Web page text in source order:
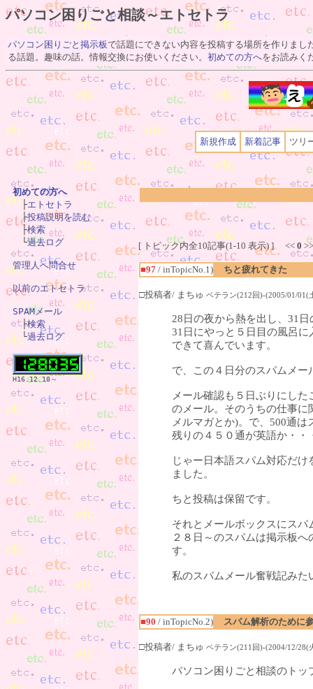
パソコン困りごと相談～エトセトラ
パソコン困りごと掲示板で話題にできない内容を投稿する場所を作りまし
る話題。趣味の話。情報交換にお使いください。 初めての方へをお読みく
新規作成 新着記事 ツリ
[ トピック内全10記事(1-10 表示) ] << 0 >>
■97 / inTopicNo.1) ちと疲れてきた
□投稿者/ まちゅ ベテラン(212回)-(2005/01/01(
28日の夜から熱を出し、31
31日にやっと５日目の風呂
できて喜んでいます。
で、この４日分のスパムメ
メール確認も５日ぶりにし
のメール。そのうちの仕事
メルマガとか)。で、500通
残りの４５０通が英語か・・
じゃー日本語スパム対応だ
ました。
ちと投稿は保留です。
それとメールボックスにス
２８日～のスパムは掲示板
す。
私のスパムメール奮戦記み
■90 / inTopicNo.2) スパム解析のために
□投稿者/ まちゅ ベテラン(211回)-(2004/12/28(
パソコン困りごと相談のトッ
初めての方へ
├エトセトラ
├投稿説明を読む
├検索
└過去ログ
管理人へ問合せ
以前のエトセトラ
SPAMメール
├検索
└過去ログ
H16.12.18～